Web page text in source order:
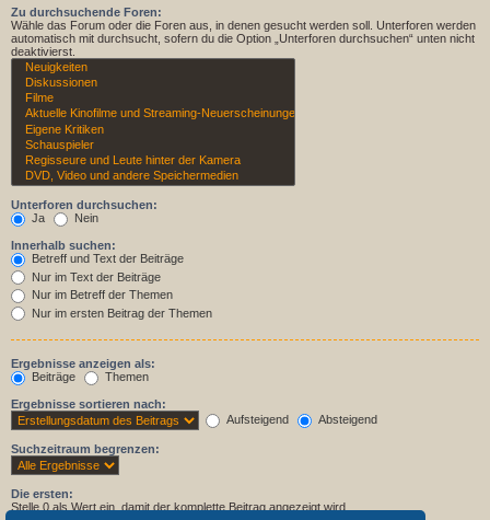
Zu durchsuchende Foren:
Wähle das Forum oder die Foren aus, in denen gesucht werden soll. Unterforen werden
automatisch mit durchsucht, sofern du die Option „Unterforen durchsuchen“ unten nicht
deaktivierst.
Unterforen durchsuchen:
Ja
Nein
Innerhalb suchen:
Betreff und Text der Beiträge
Nur im Text der Beiträge
Nur im Betreff der Themen
Nur im ersten Beitrag der Themen
Ergebnisse anzeigen als:
Beiträge
Themen
Ergebnisse sortieren nach:
Aufsteigend
Absteigend
Suchzeitraum begrenzen:
Die ersten:
Stelle 0 als Wert ein, damit der komplette Beitrag angezeigt wird.